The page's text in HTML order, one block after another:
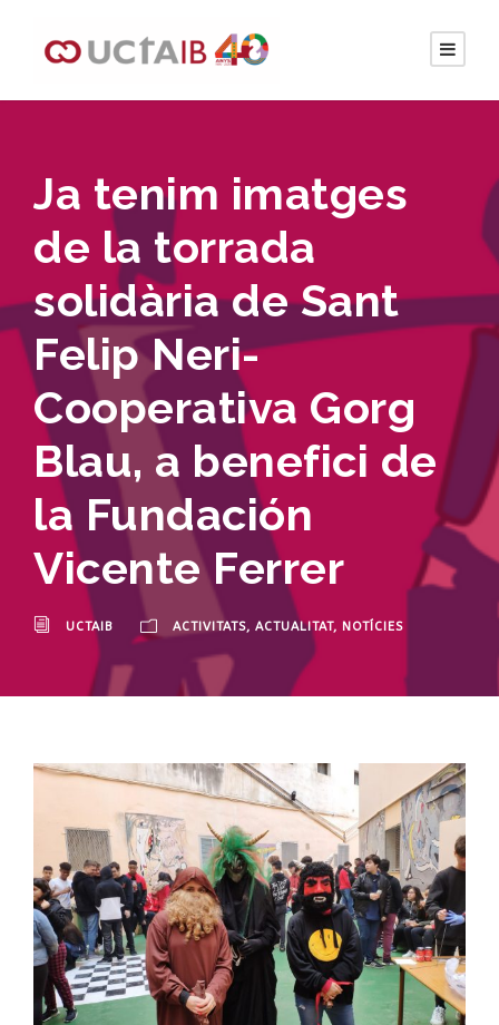
Ja tenim imatges
de la torrada
solidària de Sant
Felip Neri-
Cooperativa Gorg
Blau, a benefici de
la Fundación
Vicente Ferrer
UCTAIB ACTIVITATS, ACTUALITAT, NOTÍCIES